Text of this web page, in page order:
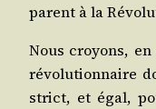
parent à la
Nous croyons,
révo­lu­tion­naire
strict, et égal,